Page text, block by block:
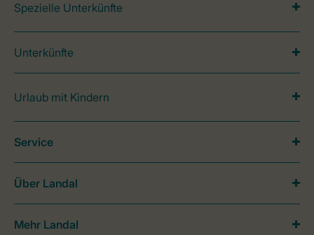
Spezielle Unterkünfte
Unterkünfte
Urlaub mit Kindern
Service
Über Landal
Mehr Landal